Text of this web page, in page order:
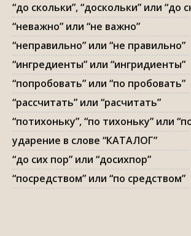
“до скольки”, “доскольки” или “до
“неважно” или “не важно”
“неправильно” или “не правильно”
“ингредиенты” или “ингридиенты”
“попробовать” или “по пробовать”
“рассчитать” или “расчитать”
“потихоньку”, “по тихоньку” или
ударение в слове “КАТАЛОГ”
“до сих пор” или “досихпор”
“посредством” или “по средством”